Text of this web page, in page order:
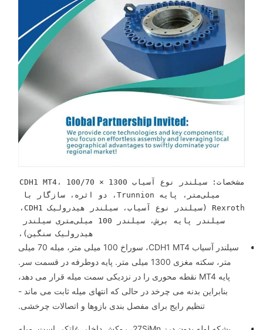
مشخصات: سیلندر نوع آسیاب CDH1 MT4، 100/70 × 1300
میلی‌متر، پایه Trunnion، دو اثره، سازگار با
Rexroth (سیلندر نوع آسیاب، سیلندر هیدرولیک CDH1،
سیلندر پایه برش، سیلندر 100 میلی‌متری سیلندر
هیدرولیک سنگین)،
سیلندر آسیاب CDH1 MT4، سوراخ 100 میلی متر، میله 70 میلی
متر، سکته مغزی 1300 میلی متر. پایه دوطرفه در قسمت سر.
پایه MT4 نقطه محوری را در نزدیکی سمت میله قرار می دهد،
بنابراین بدنه می چرخد ​​در حالی که انتهای میله ثابت می ماند -
تنظیم رایج برای مفصل بندی بازوها و اتصالات چرخشی.